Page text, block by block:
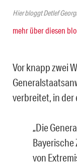
Hier bloggt Detlef
mehr über diesen
Vor knapp zwei
verbreitet, in der
„Die
Bayerische
von